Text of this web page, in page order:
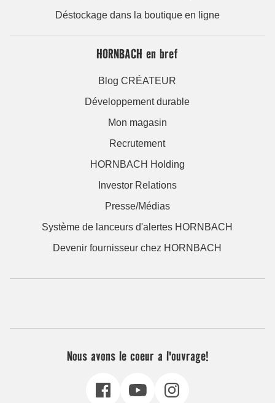
Déstockage dans la boutique en ligne
HORNBACH en bref
Blog CRÉATEUR
Développement durable
Mon magasin
Recrutement
HORNBACH Holding
Investor Relations
Presse/Médias
Système de lanceurs d'alertes HORNBACH
Devenir fournisseur chez HORNBACH
Nous avons le coeur a l'ouvrage!